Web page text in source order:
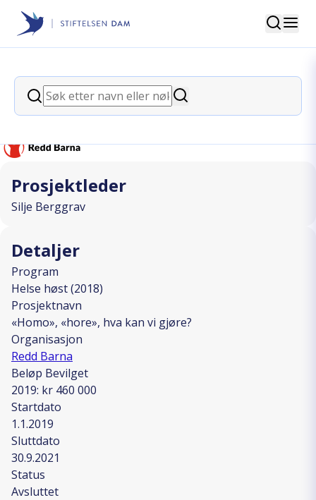
Stiftelsen Dam
Søk
Søk
Søk
back
«Homo», «hore», hva kan vi gjøre?
Prosjektleder
Silje Berggrav
Detaljer
Program
Helse høst (2018)
Prosjektnavn
«Homo», «hore», hva kan vi gjøre?
Organisasjon
Redd Barna
Beløp Bevilget
2019: kr 460 000
Startdato
1.1.2019
Sluttdato
30.9.2021
Status
Avsluttet